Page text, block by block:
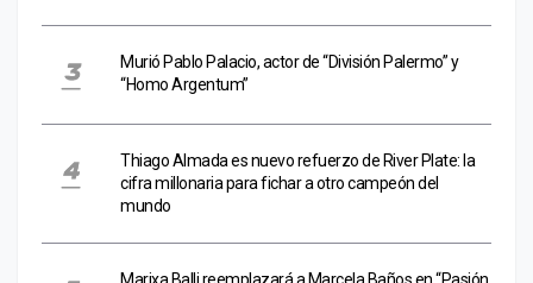
Murió Pablo Palacio, actor de “División Palermo” y
“Homo Argentum”
Thiago Almada es nuevo refuerzo de River Plate: la
cifra millonaria para fichar a otro campeón del
mundo